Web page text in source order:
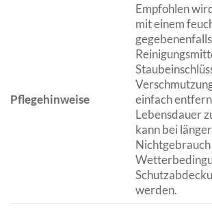
Pflegehinweise
Empfohlen
mit einem
einfach
Lebensdauer
kann bei
werden.